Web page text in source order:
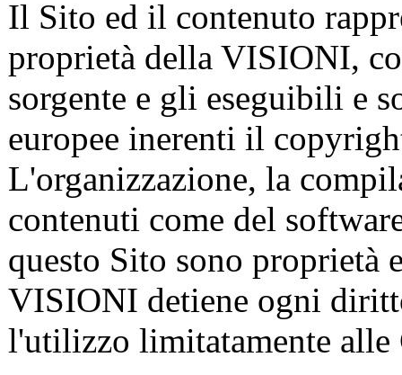
Il Sito ed il contenuto
proprietà della VISIONI,
sorgente e gli eseguibili e
europee inerenti il
L'organizzazione, la
contenuti come del
questo Sito sono proprietà
VISIONI detiene ogni
l'utilizzo limitatamente